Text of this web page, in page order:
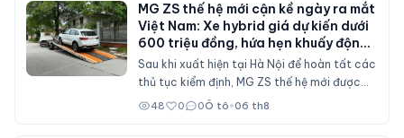
MG ZS thế hệ mới cận kề ngày ra mắt
Việt Nam: Xe hybrid giá dự kiến dưới
600 triệu đồng, hứa hẹn khuấy động
phân khúc SUV cỡ B
Sau khi xuất hiện tại Hà Nội để hoàn tất các
thủ tục kiểm định, MG ZS thế hệ mới được
cho là sẽ sớm mở bán tại Việt Nam với nhiều
48 0 0Ô tô•06 th8